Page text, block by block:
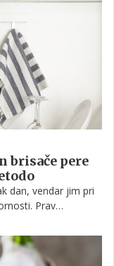
brisače pere
dan, vendar jim pri
Prav
nego pa bodo
precej dlje.